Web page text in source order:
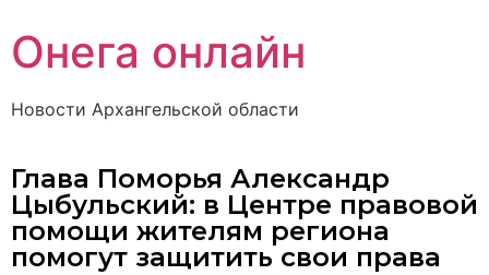
Онега онлайн
Новости Архангельской области
Глава Поморья Александр
Цыбульский: в Центре правовой
помощи жителям региона
помогут защитить свои права